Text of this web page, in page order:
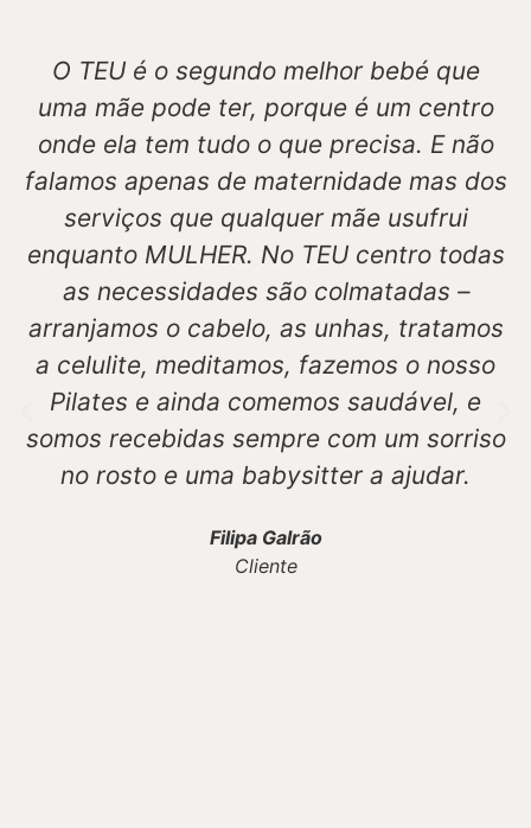
O TEU é o segundo melhor bebé que
uma mãe pode ter, porque é um centro
onde ela tem tudo o que precisa. E não
falamos apenas de maternidade mas dos
serviços que qualquer mãe usufrui
enquanto MULHER. No TEU centro todas
as necessidades são colmatadas –
arranjamos o cabelo, as unhas, tratamos
a celulite, meditamos, fazemos o nosso
Pilates e ainda comemos saudável, e
somos recebidas sempre com um sorriso
no rosto e uma babysitter a ajudar.
Filipa Galrão
Cliente